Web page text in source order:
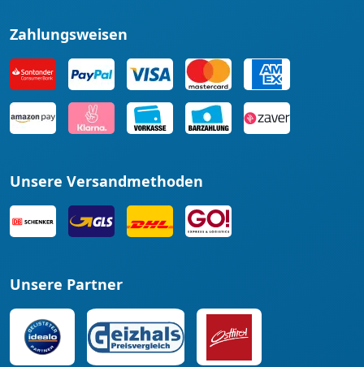
Zahlungsweisen
Unsere Versandmethoden
Unsere Partner